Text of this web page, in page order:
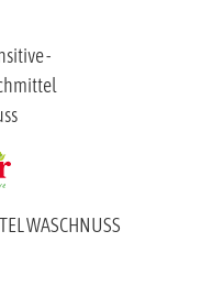
WASCHNUSS